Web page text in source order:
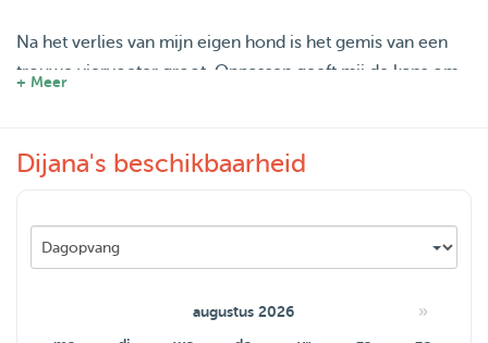
Na het verlies van mijn eigen hond is het gemis van een
trouwe viervoeter groot. Oppassen geeft mij de kans om
waardoor er veel tijd, aandacht en rust is. Mijn woning ligt
ontspannen wandelingen in de natuur.
Er zijn geen andere huisdieren aanwezig, waardoor
logeetjes hier alle aandacht en zorg krijgen die ze
+ Meer
Dijana's beschikbaarheid
augustus 2026 »